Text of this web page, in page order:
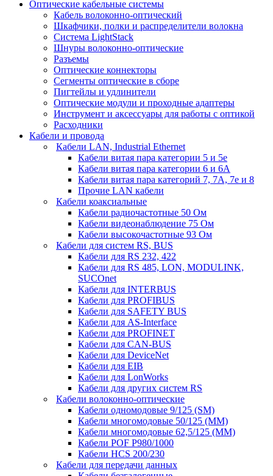
Оптические кабельные системы
Кабель волоконно-оптический
Шкафчики, полки и распределители волокна
Система LightStack
Шнуры волоконно-оптические
Разъемы
Оптические коннекторы
Сегменты оптические в сборе
Пигтейлы и удлинители
Оптические модули и проходные адаптеры
Инструмент и аксессуары для работы с оптикой
Расходники
Кабели и провода
Кабели LAN, Industrial Ethernet
Кабели витая пара категории 5 и 5е
Кабели витая пара категории 6 и 6A
Кабели витая пара категорий 7, 7А, 7е и 8
Прочие LAN кабели
Кабели коаксиальные
Кабели радиочастотные 50 Ом
Кабели видеонаблюдение 75 Ом
Кабели высокочастотные 93 Ом
Кабели для систем RS, BUS
Кабели для RS 232, 422
Кабели для RS 485, LON, MODULINK,
SUCOnet
Кабели для INTERBUS
Кабели для PROFIBUS
Кабели для SAFETY BUS
Кабели для AS-Interface
Кабели для PROFINET
Кабели для CAN-BUS
Кабели для DeviceNet
Кабели для EIB
Кабели для LonWorks
Кабели для других систем RS
Кабели волоконно-оптические
Кабели одномодовые 9/125 (SM)
Кабели многомодовые 50/125 (ММ)
Кабели многомодовые 62,5/125 (ММ)
Кабели POF P980/1000
Кабели HCS 200/230
Кабели для передачи данных